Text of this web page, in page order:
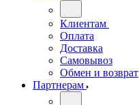
Клиентам
Оплата
Доставка
Самовывоз
Обмен и возврат
Партнерам